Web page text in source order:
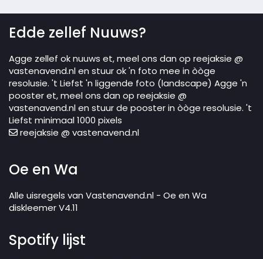
Edde zellef Nuuws?
Agge zellef ok nuuws et, meel ons dan op reejaksie @
vastenavend.nl en stuur ok 'n foto mee in òòge
resolusie. 't Liefst 'n liggende foto (landscape) Agge 'n
pooster et, meel ons dan op reejaksie @
vastenavend.nl en stuur de pooster in òòge resolusie. 't
Liefst minimaal 1000 pixels
reejaksie @ vastenavend.nl
Oe en Wa
Alle uisregels van Vastenavend.nl - Oe en Wa
diskleemer V4.11
Spotify lijst